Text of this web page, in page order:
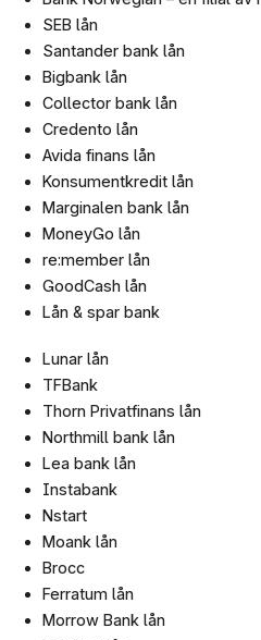
SEB lån
Santander bank lån
Bigbank lån
Collector bank lån
Credento lån
Avida finans lån
Konsumentkredit lån
Marginalen bank lån
MoneyGo lån
re:member lån
GoodCash lån
Lån & spar bank
Lunar lån
TFBank
Thorn Privatfinans lån
Northmill bank lån
Lea bank lån
Instabank
Nstart
Moank lån
Brocc
Ferratum lån
Morrow Bank lån